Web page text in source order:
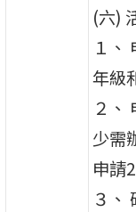
(六)
１、
年級
２、
少需
申請
３、